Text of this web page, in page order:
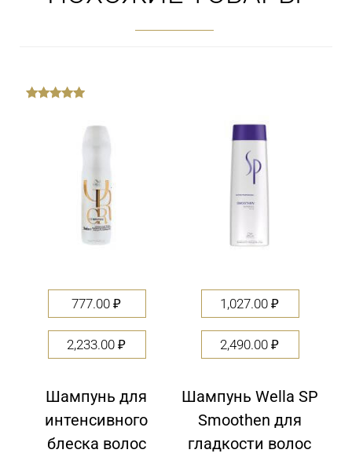
777.00 ₽
2,233.00 ₽
Шампунь для
интенсивного
блеска волос
1,027.00 ₽
2,490.00 ₽
Шампунь Wella SP
Smoothen для
гладкости волос